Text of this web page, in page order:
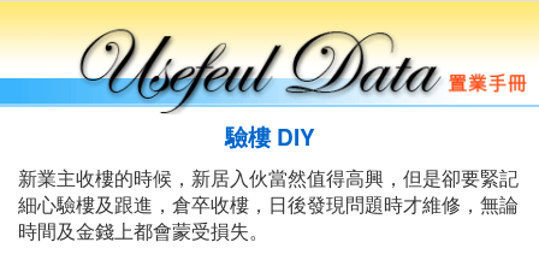
驗樓 DIY
新業主收樓的時候，新居入伙當然值得高興，但是卻要緊記
細心驗樓及跟進，倉卒收樓，日後發現問題時才維修，無論
時間及金錢上都會蒙受損失。